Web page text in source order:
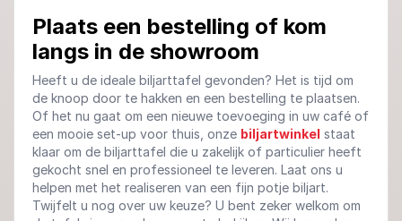
Plaats een bestelling of kom
langs in de showroom
Heeft u de ideale biljarttafel gevonden? Het is tijd om
de knoop door te hakken en een bestelling te plaatsen.
Of het nu gaat om een nieuwe toevoeging in uw café of
een mooie set-up voor thuis, onze biljartwinkel staat
klaar om de biljarttafel die u zakelijk of particulier heeft
gekocht snel en professioneel te leveren. Laat ons u
helpen met het realiseren van een fijn potje biljart.
Twijfelt u nog over uw keuze? U bent zeker welkom om